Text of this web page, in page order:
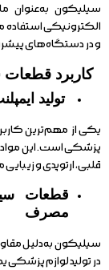
سیلیکون به‌عنوان
الکترونیکی استفاده
و در دستگاه‌های
کاربرد
تولید
یکی از مهم‌ترین
پزشکی است. این مواد
قلبی، ارتوپدی و
قطعات
مصرف
سیلیکون به‌دلیل
در تولید لوازم